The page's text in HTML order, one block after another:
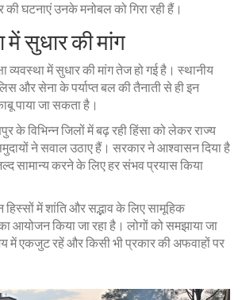
घटनाएं उनके मनोबल को गिरा रही हैं।
में सुधार की मांग
व्यवस्था में सुधार की मांग तेज हो गई है। स्थानीय
और सेना के पर्याप्त बल की तैनाती से ही इन
पाया जा सकता है।
के विभिन्न जिलों में बढ़ रही हिंसा को लेकर राज्य
ने सवाल उठाए हैं। सरकार ने आश्वासन दिया है
सामान्य करने के लिए हर संभव प्रयास किया
हिस्सों में शांति और सद्भाव के लिए सामूहिक
आयोजन किया जा रहा है। लोगों को समझाया जा
में एकजुट रहें और किसी भी प्रकार की अफवाहों पर